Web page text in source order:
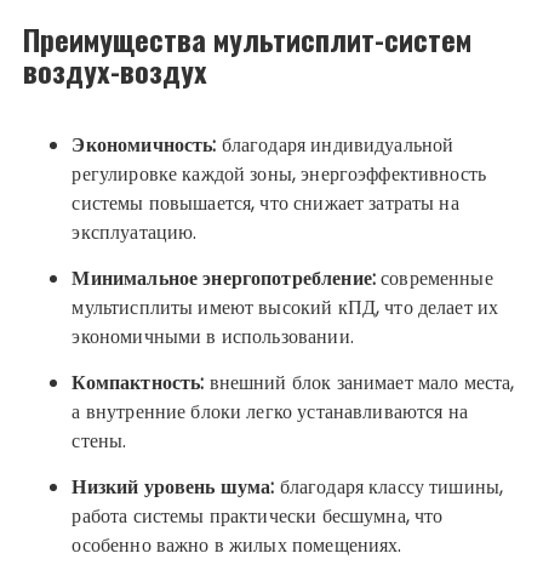
Преимущества мультисплит-систем
воздух-воздух
Экономичность: благодаря индивидуальной
регулировке каждой зоны, энергоэффективность
системы повышается, что снижает затраты на
эксплуатацию.
Минимальное энергопотребление:современные
мультисплиты имеют высокий кПД, что делает их
экономичными в использовании.
Компактность: внешний блок занимает мало места,
а внутренние блоки легко устанавливаются на
стены.
Низкий уровень шума: благодаря классу тишины,
работа системы практически бесшумна, что
особенно важно в жилых помещениях.